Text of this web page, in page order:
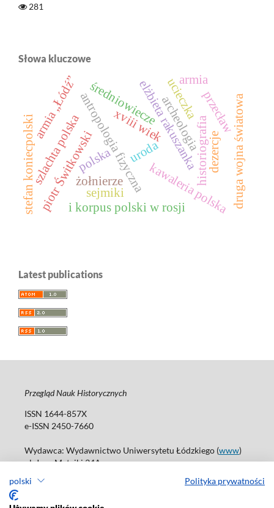
polski Polityka prywatności
281
Słowa kluczowe
elżbieta rakuszanka
uroda historiografia
archeologia
antropologia fizyczna
piotr Świtkowski
xviii wiek
polska
średniowiecze
kawaleria polska
i korpus polski w rosji
armia „Łódź” przecław
stefan koniecpolskiszlachta polska dezercje
ucieczka
żołnierze
armia
sejmiki druga wojna światowa
Latest publications
Przegląd Nauk Historycznych
ISSN 1644-857X
e-ISSN 2450-7660
Wydawca: Wydawnictwo Uniwersytetu Łódzkiego (www)
ul. Jana Matejki 34A
Tel.: 42 235 01 65, fax: 42 66 55 86